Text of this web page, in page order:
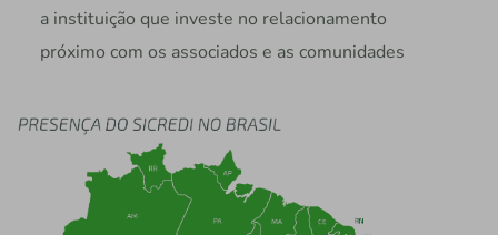
a instituição que investe no relacionamento
próximo com os associados e as comunidades